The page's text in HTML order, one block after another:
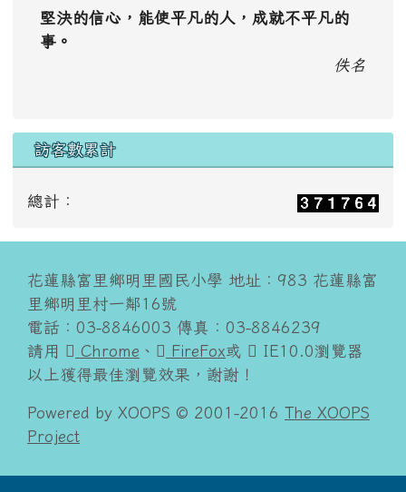
堅決的信心，能使平凡的人，成就不平凡的
事。
佚名
訪客數累計
總計：
花蓮縣富里鄉明里國民小學 地址：983 花蓮縣富
里鄉明里村一鄰16號
電話：03-8846003 傳真：03-8846239
請用
Chrome 、 FireFox或
IE10.0瀏覽器
以上獲得最佳瀏覽效果，謝謝！
Powered by XOOPS © 2001-2016 The XOOPS
Project